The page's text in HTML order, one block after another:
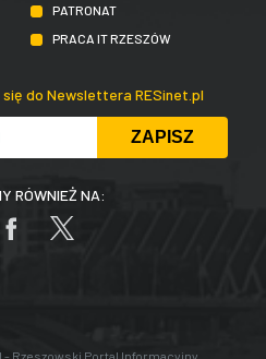
PATRONAT
PRACA IT RZESZÓW
się do Newslettera RESinet.pl
RÓWNIEŻ NA:
Rzeszowski Portal Informacyjny